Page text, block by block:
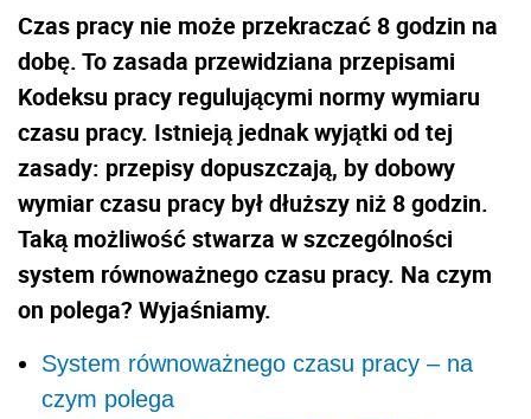
Czas pracy nie może przekraczać 8 godzin na
dobę. To zasada przewidziana przepisami
Kodeksu pracy regulującymi normy wymiaru
czasu pracy. Istnieją jednak wyjątki od tej
zasady: przepisy dopuszczają, by dobowy
wymiar czasu pracy był dłuższy niż 8 godzin.
Taką możliwość stwarza w szczególności
system równoważnego czasu pracy. Na czym
on polega? Wyjaśniamy.
System równoważnego czasu pracy – na
czym polega